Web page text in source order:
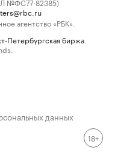
агентство «РБК».
Петербургская биржа
данных
18+